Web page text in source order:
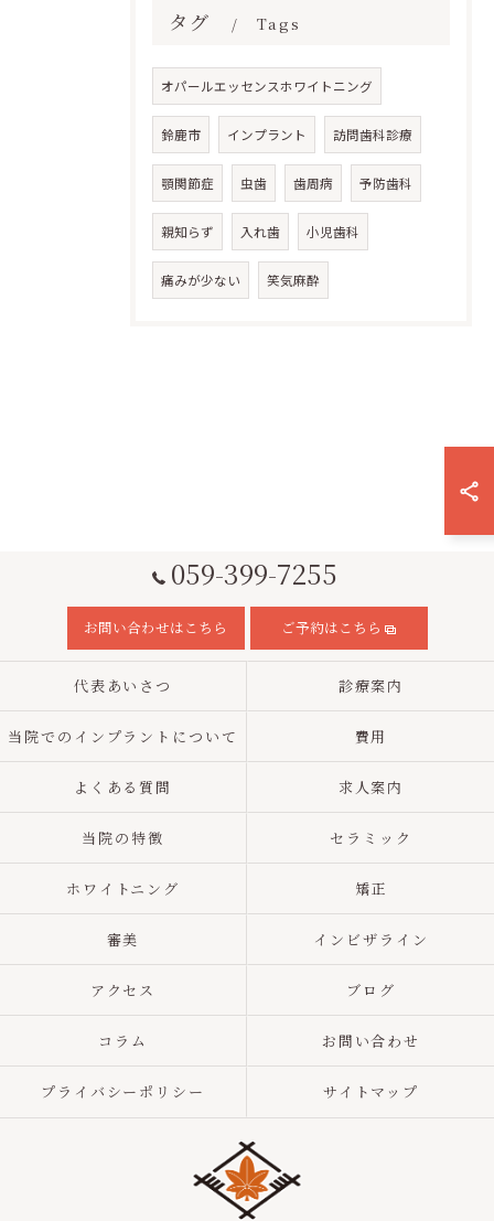
タグ Tags
オパールエッセンスホワイトニング
鈴鹿市 インプラント 訪問歯科診療
顎関節症 虫歯 歯周病 予防歯科
親知らず 入れ歯 小児歯科
痛みが少ない 笑気麻酔
059-399-7255
お問い合わせはこちら ご予約はこちら
代表あいさつ 診療案内
当院でのインプラントについて 費用
よくある質問 求人案内
当院の特徴 セラミック
ホワイトニング 矯正
審美 インビザライン
アクセス ブログ
コラム お問い合わせ
プライバシーポリシー サイトマップ